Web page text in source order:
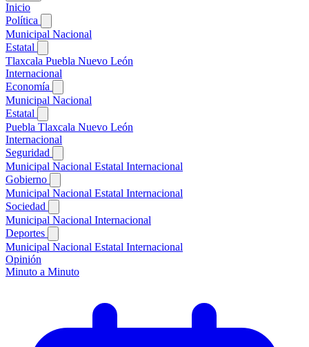
Inicio
Política
Municipal Nacional
Estatal
Tlaxcala Puebla Nuevo León
Internacional
Economía
Municipal Nacional
Estatal
Puebla Tlaxcala Nuevo León
Internacional
Seguridad
Municipal Nacional Estatal Internacional
Gobierno
Municipal Nacional Estatal Internacional
Sociedad
Municipal Nacional Internacional
Deportes
Municipal Nacional Estatal Internacional
Opinión
Minuto a Minuto